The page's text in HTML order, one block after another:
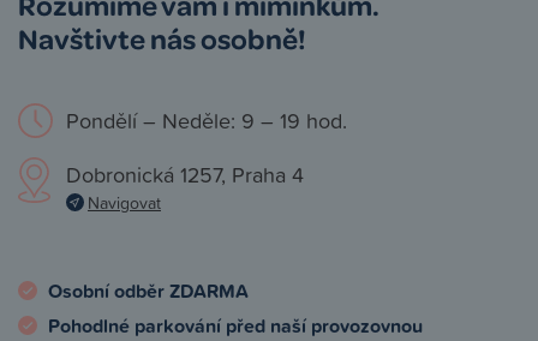
Navštivte nás osobně!
Pondělí – Neděle: 9 – 19 hod.
Dobronická 1257, Praha 4
Navigovat
Osobní odběr ZDARMA
Pohodlné parkování před naší provozovnou